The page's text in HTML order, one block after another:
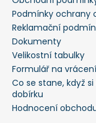
Podmínky ochrany
Reklamační
Dokumenty
Velikostní tabulky
Formulář na
Co se stane, když
dobírku
Hodnocení